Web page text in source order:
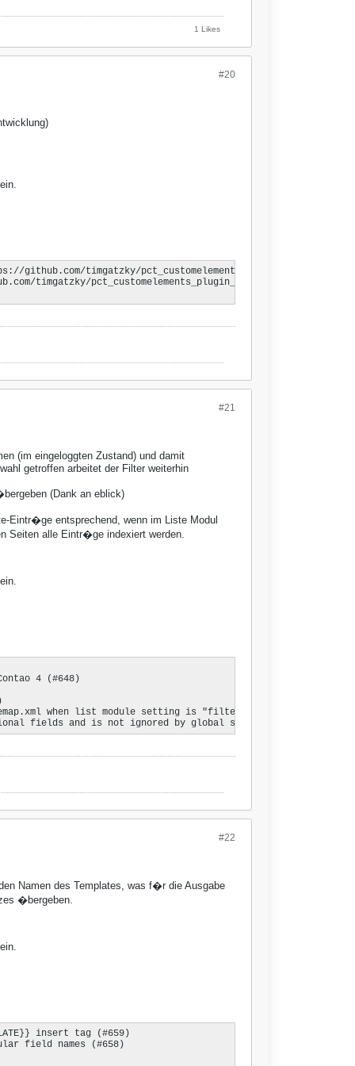
1 Likes
#20
timgatzky/
timgatzky/pct_customelements_plugin_customcatalog/issues/
#21
(im eingeloggten Zustand) und damit
getroffen arbeitet der Filter weiterhin
(Dank an eblick)
Eintr�ge entsprechend, wenn im Liste Modul
Seiten alle Eintr�ge indexiert werden.
4 (#648)
when list module setting is "filter by active language"
fields and is not ignored by global setting
#22
Namen des Templates, was f�r die Ausgabe
�bergeben.
insert tag (#659)
field names (#658)